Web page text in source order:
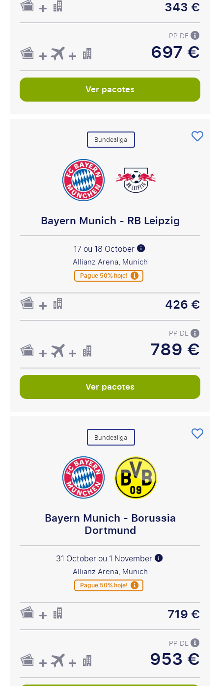
343 €
PP DE
697 €
Ver pacotes
Bundesliga
Bayern Munich - RB Leipzig
17 ou 18 October
Allianz Arena, Munich
Pague 50% hoje!
426 €
PP DE
789 €
Ver pacotes
Bundesliga
Bayern Munich - Borussia
Dortmund
31 October ou 1 November
Allianz Arena, Munich
Pague 50% hoje!
719 €
PP DE
953 €